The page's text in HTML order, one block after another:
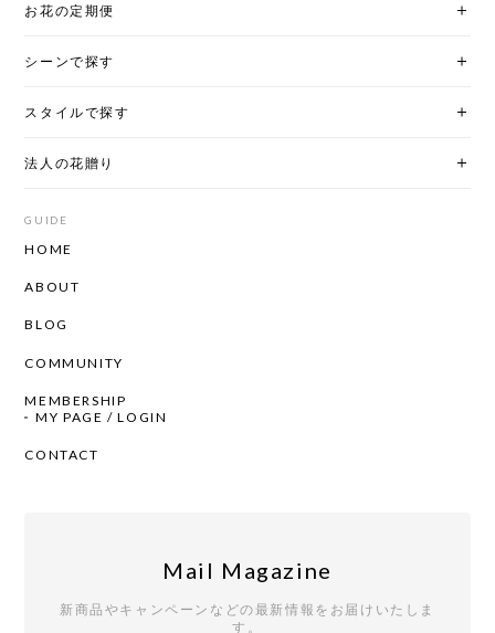
お花の定期便
シーンで探す
スタイルで探す
法人の花贈り
GUIDE
HOME
ABOUT
BLOG
COMMUNITY
MEMBERSHIP
MY PAGE / LOGIN
CONTACT
Mail Magazine
新商品やキャンペーンなどの最新情報をお届けいたしま
す。